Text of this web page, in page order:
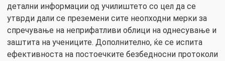
детални информации од училиштето со цел да се
утврди дали се преземени сите неопходни мерки за
спречување на неприфатливи облици на однесување и
заштита на учениците. Дополнително, ќе се испита
ефективноста на постоечките безбедносни протоколи